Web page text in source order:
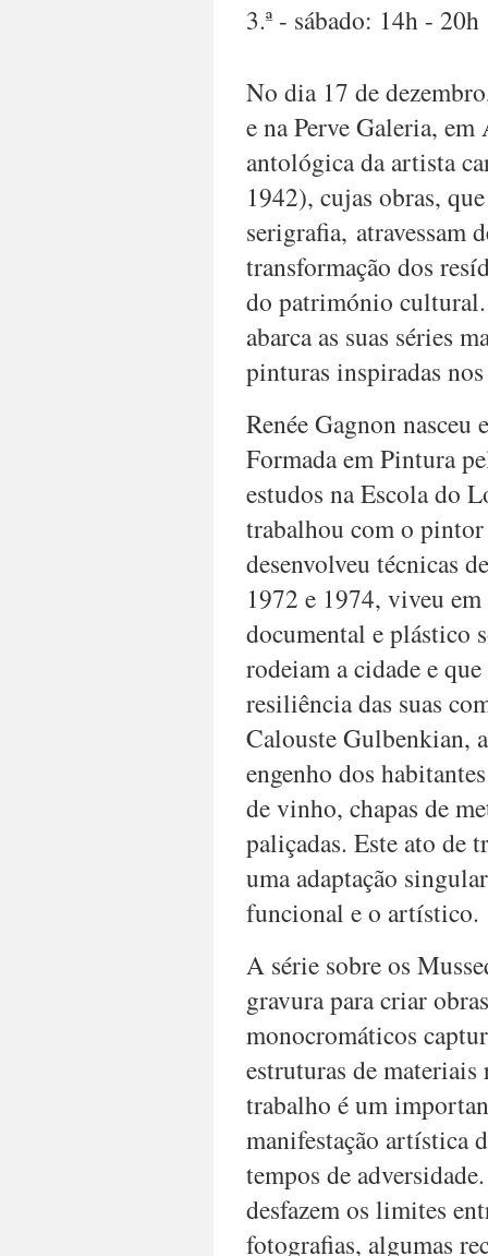
3.ª - sábado: 14h - 20h
No dia 17 de
e na Perve Galeria,
antológica da artista
1942), cujas obras, que
serigrafia, atravessam
transformação dos
do património cultural
abarca as suas séries
pinturas inspiradas
Renée Gagnon
Formada em Pintura
estudos na Escola do
trabalhou com o
desenvolveu técnicas
1972 e 1974, viveu
documental e plástico
rodeiam a cidade e
resiliência das suas
Calouste Gulbenkian,
engenho dos
de vinho, chapas de
paliçadas. Este ato de
uma adaptação
funcional e o artístico.
A série sobre os
gravura para criar
monocromáticos
estruturas de
trabalho é um
manifestação artística
tempos de
desfazem os limites
fotografias, algumas